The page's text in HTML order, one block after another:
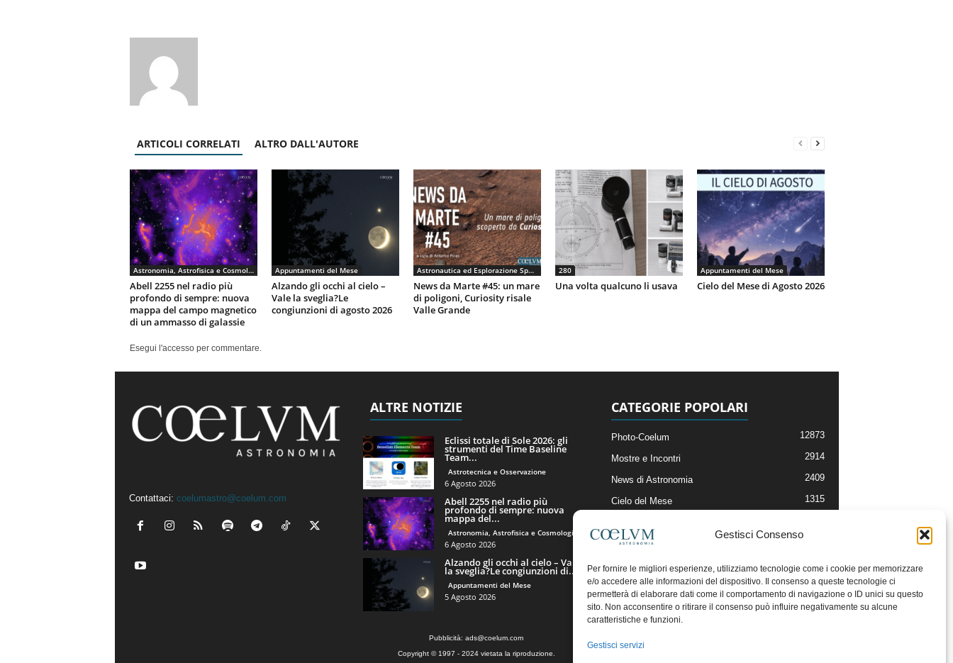
Gestisci Consenso
Per fornire le migliori esperienze, utilizziamo tecnologie come i cookie per memorizzare
e/o accedere alle informazioni del dispositivo. Il consenso a queste tecnologie ci
permetterà di elaborare dati come il comportamento di navigazione o ID unici su questo
sito. Non acconsentire o ritirare il consenso può influire negativamente su alcune
caratteristiche e funzioni.
Gestisci servizi
ARTICOLI CORRELATI ALTRO DALL'AUTORE
Astronomia, Astrofisica e Cosmologia
Abell 2255 nel radio più
profondo di sempre: nuova
mappa del campo magnetico
di un ammasso di galassie
Appuntamenti del Mese
Alzando gli occhi al cielo –
Vale la sveglia?Le
congiunzioni di agosto 2026
Astronautica ed Esplorazione Spaziale
News da Marte #45: un mare
di poligoni, Curiosity risale
Valle Grande
280
Una volta qualcuno li usava
Appuntamenti del Mese
Cielo del Mese di Agosto 2026
Esegui l'accesso per commentare.
Contattaci: coelumastro@coelum.com
ALTRE NOTIZIE
Eclissi totale di Sole 2026: gli
strumenti del Time Baseline
Team...
Astrotecnica e Osservazione
6 Agosto 2026
Abell 2255 nel radio più
profondo di sempre: nuova
mappa del...
Astronomia, Astrofisica e Cosmologia
6 Agosto 2026
Alzando gli occhi al cielo – Vale
la sveglia?Le congiunzioni di...
Appuntamenti del Mese
5 Agosto 2026
CATEGORIE POPOLARI
Photo-Coelum 12873
Mostre e Incontri 2914
News di Astronomia 2409
Cielo del Mese 1315
Articoli e Risorse On-Line
Il Blog della Redazione
Pubblicità: ads@coelum.com
Copyright © 1997 - 2024 vietata la riproduzione.